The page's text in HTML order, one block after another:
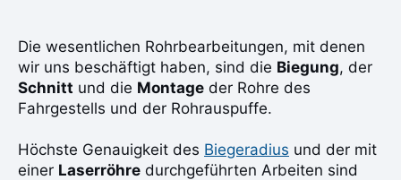
Die wesentlichen Rohrbearbeitungen, mit denen
wir uns beschäftigt haben, sind die Biegung, der
Schnitt und die Montage der Rohre des
Fahrgestells und der Rohrauspuffe.
Höchste Genauigkeit des Biegeradius und der mit
einer Laserröhre durchgeführten Arbeiten sind